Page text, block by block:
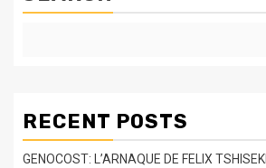
RECENT POSTS
GENOCOST: L’ARNAQUE DE FELIX